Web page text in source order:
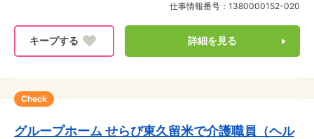
仕事情報番号： 1380000152-020
詳細を見る
Check
グループホーム せらび東久留米で介護職員（ヘル